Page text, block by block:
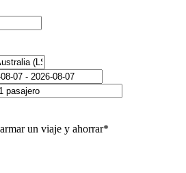
un viaje y ahorrar*